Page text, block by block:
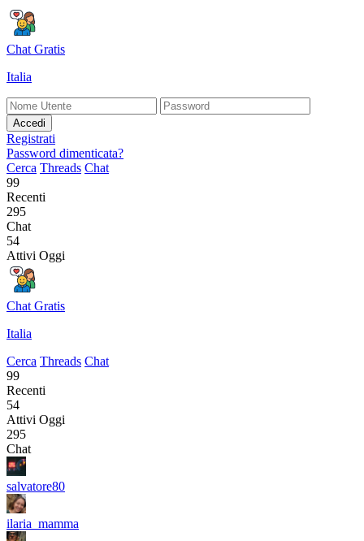
Chat Gratis
Italia
Accedi
Registrati
Password dimenticata?
Cerca Threads Chat
99
Recenti
295
Chat
54
Attivi Oggi
Chat Gratis
Italia
Cerca Threads Chat
99
Recenti
54
Attivi Oggi
295
Chat
salvatore80
ilaria_mamma